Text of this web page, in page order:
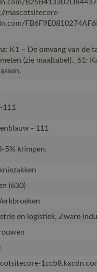
mascotsitecore-
K1 – De omvang van de
(zie maattabel)., 61:
111
- 111
5% krimpen.
(630)
en logistiek, Zware